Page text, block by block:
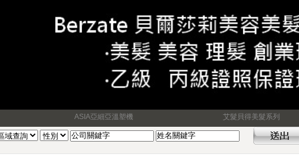
ASIA亞細亞溫塑機 艾髮貝得美髮系列